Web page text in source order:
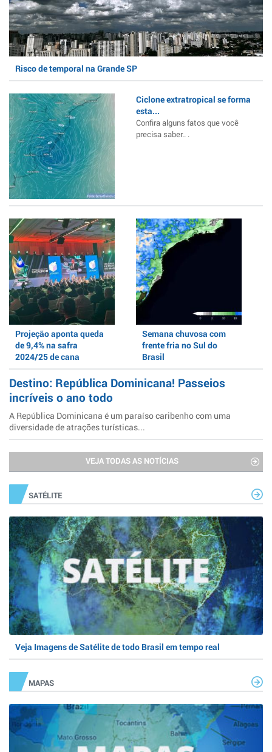
Risco de temporal na Grande SP
Ciclone extratropical se forma
esta...
Confira alguns fatos que você
precisa saber.. .
Projeção aponta queda
de 9,4% na safra
2024/25 de cana
Semana chuvosa com
frente fria no Sul do
Brasil
Destino: República Dominicana! Passeios
incríveis o ano todo
A República Dominicana é um paraíso caribenho com uma
diversidade de atrações turísticas...
VEJA TODAS AS NOTÍCIAS
SATÉLITE
Veja Imagens de Satélite de todo Brasil em tempo real
MAPAS